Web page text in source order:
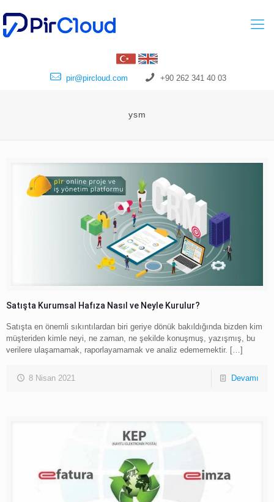
pir@pircloud.com +90 262 341 40 03
ysm
Satışta Kurumsal Hafıza Nasıl ve Neyle Kurulur?
Satışta en önemli sıkıntılardan biri geriye dönük bakıldığında bizden kim
müşteriden kimle neyi, ne zaman, ne şekilde konuşmuş, yazışmış, bu
verilere ulaşamamak, raporlayamamak ve analiz edememektir. […]
8 Nisan 2021 Devamı